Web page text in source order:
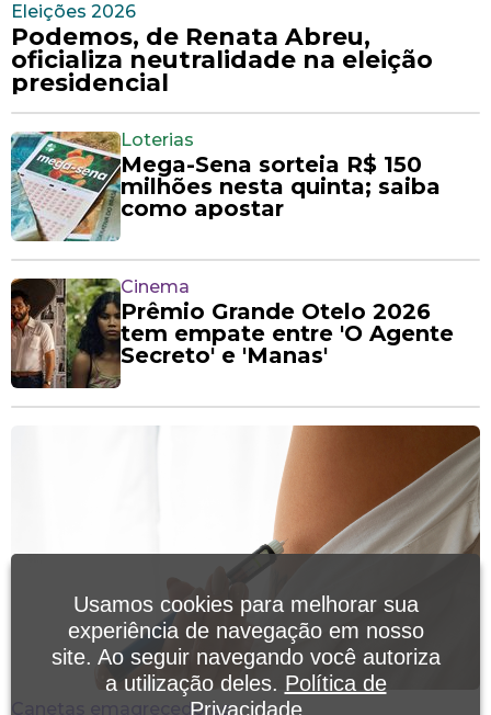
Eleições 2026
Podemos, de Renata Abreu,
oficializa neutralidade na eleição
presidencial
Loterias
Mega-Sena sorteia R$ 150
milhões nesta quinta; saiba
como apostar
Cinema
Prêmio Grande Otelo 2026
tem empate entre 'O Agente
Secreto' e 'Manas'
Canetas emagrecedoras
Usamos cookies para melhorar sua
experiência de navegação em nosso
site. Ao seguir navegando você autoriza
a utilização deles. Política de
Privacidade